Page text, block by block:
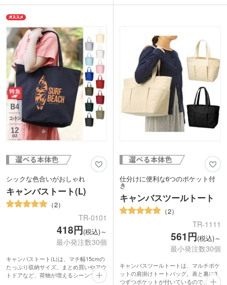
用するのもお勧めです。
トやショップロゴがしっかり目立ちま
す!使い勝手の良いシンプルな定番型の
バッグで、開店記念や周年記念のオリジ
ナルバッグの製作が30個から可能です。
シックな色合いがおしゃれ
キャンバストート(L)
2
TR-0101
418円(税込)～
最小発注数30個
キャンバストート(L)は、マチ幅15cmの
たっぷり収納サイズ。まとめ買いやアウ
トドアなど、荷物が増えるシーンで重宝
します。コットン100%のナチュラルな
仕分けに便利な6つのポケット付
き
キャンバスツールトート
2
TR-1111
561円(税込)～
最小発注数30個
キャンバスツールトートは、マルチポケ
ットの肩掛けトートバッグ。表と裏に3
つずつポケットが付いているので、スマ